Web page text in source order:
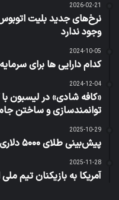
2026-02-21
نرخ‌های جدید بلیت
وجود ندارد
2024-10-05
کدام دارایی ها برای
2024-12-04
«کافه شادی» در لیسبون با
توانمندسازی و ساختن
2025-10-29
پیش‌بینی طلای ۵۰۰۰ دلاری در سال ۲۰۲۶
2025-11-28
آمریکا به بازیکنان تیم